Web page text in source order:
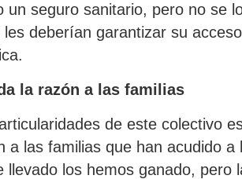
un seguro sanitario, pero no se
les deberían garantizar su
la razón a las familias
de este colectivo
a las familias que han acudido a
llevado los hemos ganado, pero